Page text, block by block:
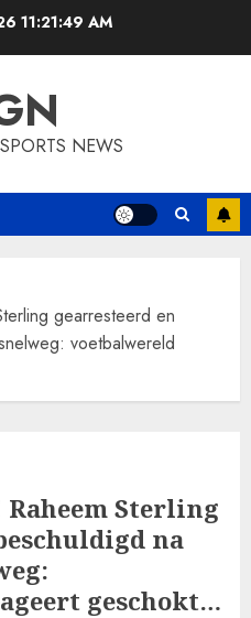
11:21:49 AM
NEWS
gearresteerd en
voetbalwereld
Sterling
na
geschokt…